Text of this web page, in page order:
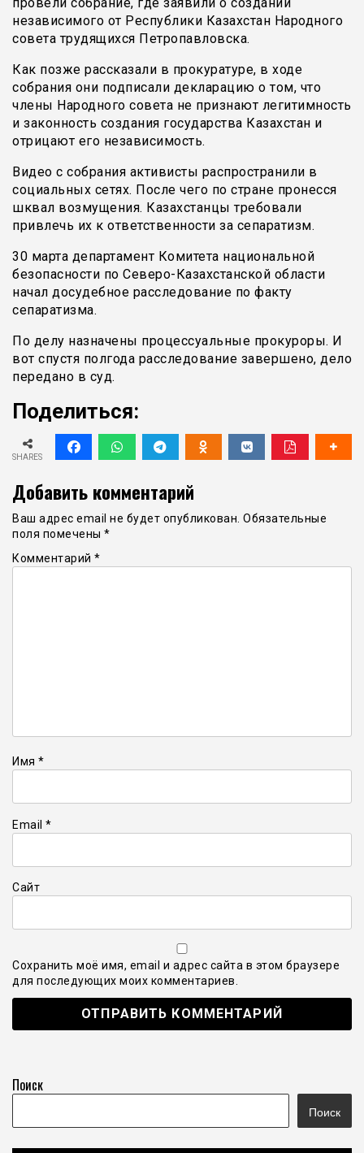
провели собрание, где заявили о создании
независимого от Республики Казахстан Народного
совета трудящихся Петропавловска.
Как позже рассказали в прокуратуре, в ходе
собрания они подписали декларацию о том, что
члены Народного совета не признают легитимность
и законность создания государства Казахстан и
отрицают его независимость.
Видео с собрания активисты распространили в
социальных сетях. После чего по стране пронесся
шквал возмущения. Казахстанцы требовали
привлечь их к ответственности за сепаратизм.
30 марта департамент Комитета национальной
безопасности по Северо-Казахстанской области
начал досудебное расследование по факту
сепаратизма.
По делу назначены процессуальные прокуроры. И
вот спустя полгода расследование завершено, дело
передано в суд.
Поделиться:
SHARES
Добавить комментарий
Ваш адрес email не будет опубликован. Обязательные
поля помечены *
Комментарий *
Имя *
Email *
Сайт
Сохранить моё имя, email и адрес сайта в этом браузере
для последующих моих комментариев.
Поиск
Поиск